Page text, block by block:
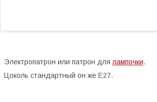
Электропатрон или патрон для лампочки.
Цоколь стандартный он же E27.